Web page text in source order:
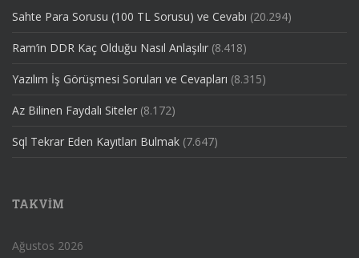
Sahte Para Sorusu (100 TL Sorusu) ve Cevabı (20.294)
Ram’in DDR Kaç Olduğu Nasıl Anlaşılır (8.418)
Yazılım İş Görüşmesi Soruları ve Cevapları (8.315)
Az Bilinen Faydalı Siteler (8.172)
Sql Tekrar Eden Kayıtları Bulmak (7.647)
TAKVIM
Ağustos 2026